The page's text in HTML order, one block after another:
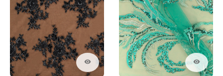
visibility visibility